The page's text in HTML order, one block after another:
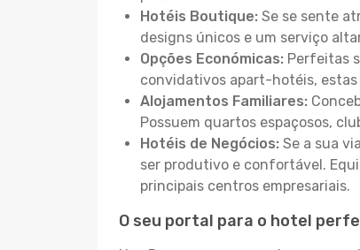
Hotéis Boutique: Se se sente
designs únicos e um serviço
Opções Económicas: Perfeitas
convidativos apart-hotéis, estas
Alojamentos Familiares:
Possuem quartos espaçosos,
Hotéis de Negócios: Se a sua
ser produtivo e confortável.
principais centros empresariais.
O seu portal para o hotel